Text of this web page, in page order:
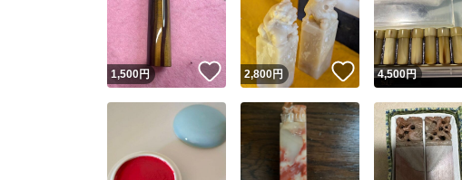
Yahoo!フリマが定
安心取引出品者
安心取引出品者
1,500円 いいね！
2,800円 いいね！
4,500円